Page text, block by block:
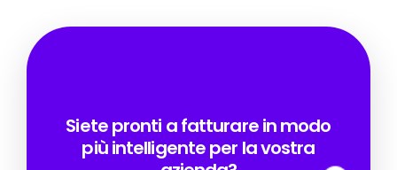
Siete pronti a fatturare in modo
più intelligente per la vostra